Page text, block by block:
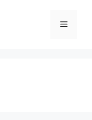
메